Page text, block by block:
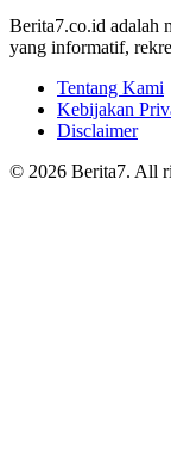
Berita7.co.id adalah
yang informatif,
Tentang Kami
Kebijakan
Disclaimer
© 2026 Berita7. All